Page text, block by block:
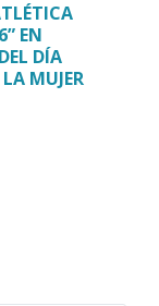
EN
DÍA
MUJER